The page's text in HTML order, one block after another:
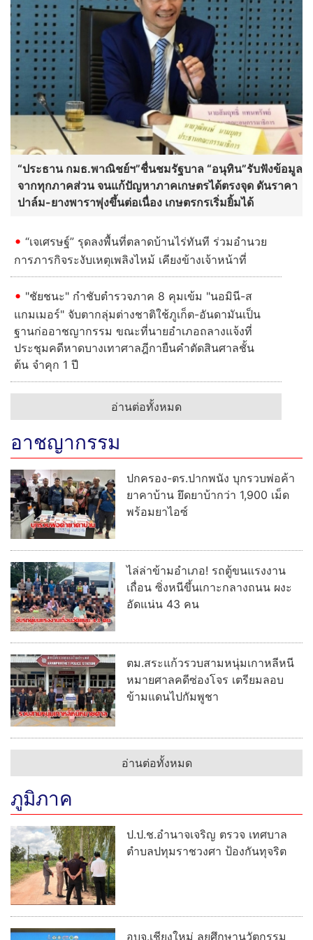
“ประธาน กมธ.พาณิชย์ฯ”ชื่นชมรัฐบาล “อนุทิน”รับฟังข้อมูล
จากทุกภาคส่วน จนแก้ปัญหาภาคเกษตรได้ตรงจุด ดันราคา
ปาล์ม-ยางพาราพุ่งขึ้นต่อเนื่อง เกษตรกรเริ่มยิ้มได้
“เจเศรษฐ์” รุดลงพื้นที่ตลาดบ้านไร่ทันที ร่วมอำนวย
การภารกิจระงับเหตุเพลิงไหม้ เคียงข้างเจ้าหน้าที่
"ชัยชนะ" กำชับตำรวจภาค 8 คุมเข้ม "นอมินี-ส
แกมเมอร์" จับตากลุ่มต่างชาติใช้ภูเก็ต-อันดามันเป็น
ฐานก่ออาชญากรรม ขณะที่นายอำเภอถลางแจ้งที่
ประชุมคดีหาดบางเทาศาลฎีกายืนคำตัดสินศาลชั้น
ต้น จำคุก 1 ปี
อ่านต่อทั้งหมด
อาชญากรรม
ปกครอง-ตร.ปากพนัง บุกรวบพ่อค้า
ยาคาบ้าน ยึดยาบ้ากว่า 1,900 เม็ด
พร้อมยาไอซ์
ไล่ล่าข้ามอำเภอ! รถตู้ขนแรงงาน
เถื่อน ซิ่งหนีขึ้นเกาะกลางถนน ผงะ
อัดแน่น 43 คน
ตม.สระแก้วรวบสามหนุ่มเกาหลีหนี
หมายศาลคดีซ่องโจร เตรียมลอบ
ข้ามแดนไปกัมพูชา
อ่านต่อทั้งหมด
ภูมิภาค
ป.ป.ช.อำนาจเจริญ ตรวจ เทศบาล
ตำบลปทุมราชวงศา ป้องกันทุจริต
อบจ.เชียงใหม่ ลุยศึกษานวัตกรรม